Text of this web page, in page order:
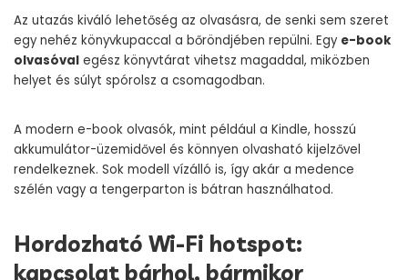
Az utazás kiváló lehetőség az olvasásra, de senki sem szeret
egy nehéz könyvkupaccal a bőröndjében repülni. Egy e-book
olvasóval egész könyvtárat vihetsz magaddal, miközben
helyet és súlyt spórolsz a csomagodban.
A modern e-book olvasók, mint például a Kindle, hosszú
akkumulátor-üzemidővel és könnyen olvasható kijelzővel
rendelkeznek. Sok modell vízálló is, így akár a medence
szélén vagy a tengerparton is bátran használhatod.
Hordozható Wi-Fi hotspot:
kapcsolat bárhol, bármikor